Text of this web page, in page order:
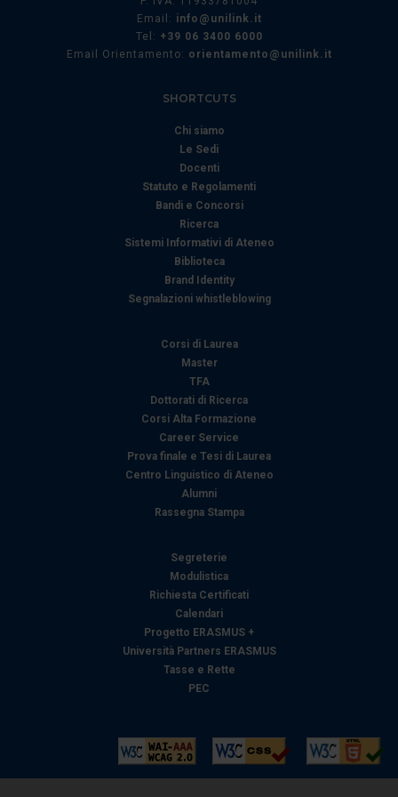
informazioni sul modo in cui utilizza il nostro sito con i
nostri partner che si occupano di analisi dei dati web,
pubblicità e social media, i quali potrebbero combinarle
raccolto dal suo utilizzo dei loro servizi.
Email: info@unilink.it
Tel: +39 06 3400 6000
Email Orientamento: orientamento@unilink.it
SHORTCUTS
Chi siamo
Le Sedi
Docenti
Statuto e Regolamenti
Bandi e Concorsi
Ricerca
Sistemi Informativi di Ateneo
Biblioteca
Brand Identity
Segnalazioni whistleblowing
Corsi di Laurea
Master
TFA
Dottorati di Ricerca
Corsi Alta Formazione
Career Service
Prova finale e Tesi di Laurea
Centro Linguistico di Ateneo
Alumni
Rassegna Stampa
Segreterie
Modulistica
Richiesta Certificati
Calendari
Progetto ERASMUS +
Università Partners ERASMUS
Tasse e Rette
PEC